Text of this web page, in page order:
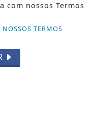
com nossos Termos
NOSSOS TERMOS